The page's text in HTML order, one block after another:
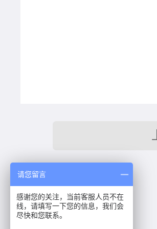
相关推荐
OEM流程
请您留言
感谢您的关注，当前客服人员不在
线，请填写一下您的信息，我们会
尽快和您联系。